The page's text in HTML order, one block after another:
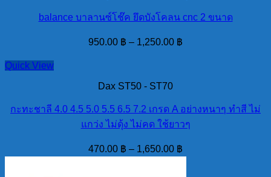
balance บาลานซ์โช๊ค ยึดบังโคลน cnc 2 ขนาด
950.00 ฿ – 1,250.00 ฿
Quick View
Dax ST50 - ST70
กะทะชาลี 4.0 4.5 5.0 5.5 6.5 7.2 เกรด A อย่างหนาๆ ทำสี ไม่
แกว่ง ไม่ดุ้ง ไม่คด ใช้ยาวๆ
470.00 ฿ – 1,650.00 ฿